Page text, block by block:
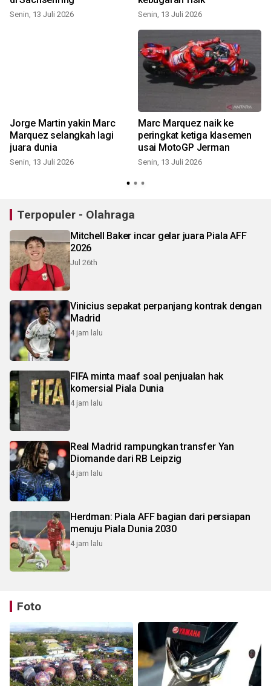
Senin, 13 Juli 2026 Senin, 13 Juli 2026
Jorge Martin yakin Marc
Marquez selangkah lagi
juara dunia
Senin, 13 Juli 2026
Marc Marquez naik ke
peringkat ketiga klasemen
usai MotoGP Jerman
Senin, 13 Juli 2026
Terpopuler - Olahraga
Mitchell Baker incar gelar juara Piala AFF
2026
Jul 26th
Vinicius sepakat perpanjang kontrak dengan
Madrid
4 jam lalu
FIFA minta maaf soal penjualan hak
komersial Piala Dunia
4 jam lalu
Real Madrid rampungkan transfer Yan
Diomande dari RB Leipzig
4 jam lalu
Herdman: Piala AFF bagian dari persiapan
menuju Piala Dunia 2030
4 jam lalu
Foto